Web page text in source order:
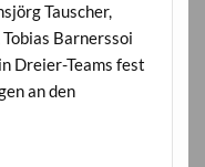
Tauscher,
Barnerssoi
Dreier-Teams fest
an den